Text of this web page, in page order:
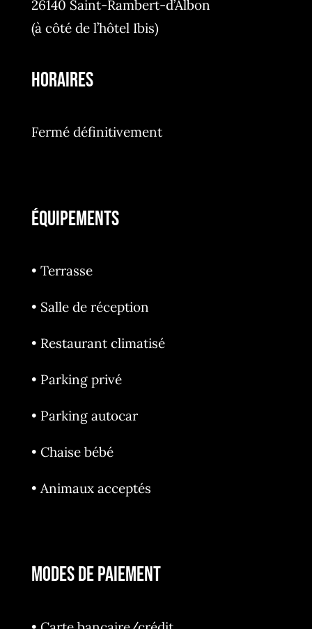
26140 Saint-Rambert-d’Albon
(à côté de l’hôtel Ibis)
HORAIRES
Fermé définitivement
ÉQUIPEMENTS
• Terrasse
• Salle de réception
• Restaurant climatisé
• Parking privé
• Parking autocar
• Chaise bébé
• Animaux acceptés
MODES DE PAIEMENT